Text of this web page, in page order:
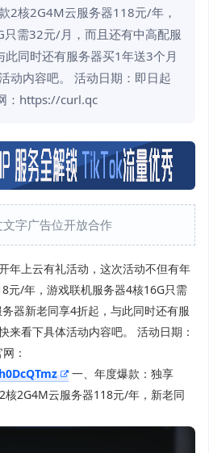
2核2G4M云服务器118元/年，
需32元/月，而且还有中高配服
同时还有服务器买1年送3个月
动内容吧。 活动日期：即日起
：https://curl.qc
字广告位开放合作
年上云有礼活动，这次活动不但有年
元/年，游戏联机服务器4核16G只需
器新老同享4折起，与此同时还有服
来看下具体活动内容吧。 活动日期：
：
一、年度爆款：独享
核2G4M云服务器118元/年，新老同